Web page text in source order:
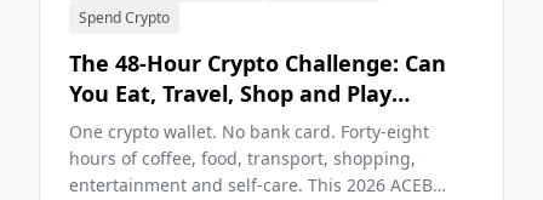
Spend Crypto
The 48-Hour Crypto Challenge: Can
You Eat, Travel, Shop and Play
Without a Bank Card in 2026?
One crypto wallet. No bank card. Forty-eight
hours of coffee, food, transport, shopping,
entertainment and self-care. This 2026 ACEB